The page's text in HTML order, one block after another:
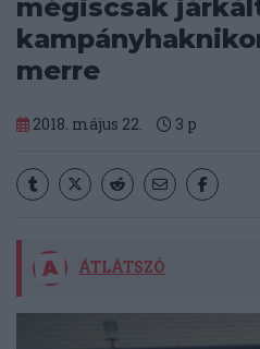
mégiscsak
merre
2018. május 22. 3 p
ÁTLÁTSZÓ